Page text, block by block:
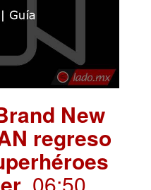
New
regreso
. 06:50